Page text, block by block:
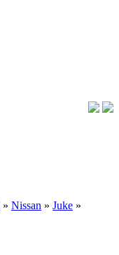
» Nissan » Juke »